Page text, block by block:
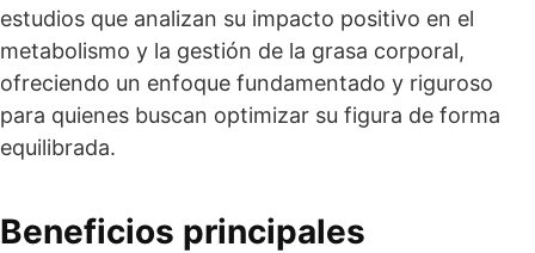
estudios que analizan su impacto positivo en el
metabolismo y la gestión de la grasa corporal,
ofreciendo un enfoque fundamentado y riguroso
para quienes buscan optimizar su figura de forma
equilibrada.
Beneficios principales